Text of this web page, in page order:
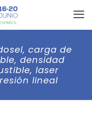
carga de
densidad
laser
lineal